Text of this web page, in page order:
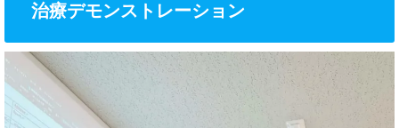
治療デモンストレーション